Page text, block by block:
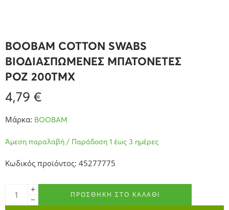
BOOBAM COTTON SWABS
ΒΙΟΔΙΑΣΠΩΜΕΝΕΣ ΜΠΑΤΟΝΕΤΕΣ
ΡΟΖ 200ΤΜΧ
4,79 €
Μάρκα: BOOBAM
Άμεση παραλαβή / Παράδοση 1 έως 3 ημέρες
Κωδικός προϊόντος: 45277775
ΠΡΟΣΘΉΚΗ ΣΤΟ ΚΑΛΆΘΙ